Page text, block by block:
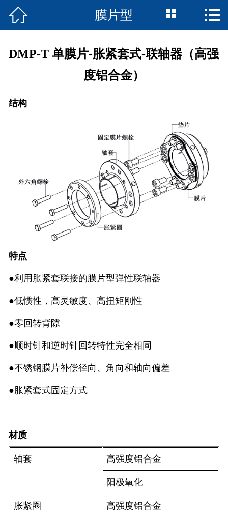
首页
在线留言
我们的服务
 膜片型  
DMP-T 单膜片-胀紧套式-联轴器（高强
度铝合金）
结构
特点
●利用胀紧套联接的膜片型弹性联轴器
●低惯性，高灵敏度、高扭矩刚性
●零回转背隙
●顺时针和逆时针回转特性完全相同
●不锈钢膜片补偿径向、角向和轴向偏差
●胀紧套式固定方式
材质
轴套 高强度铝合金
阳极氧化
胀紧圈 高强度铝合金